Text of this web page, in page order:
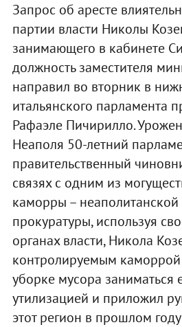
Запрос об аресте
партии власти Николы
занимающего в кабинете
должность заместителя
направил во вторник в
итальянского парламента
Рафаэле Пичирилло.
Неаполя 50-летний
правительственный
связях с одним из
каморры –
прокуратуры, используя
органах власти, Никола
контролируемым
уборке мусора заниматься
утилизацией и приложил
этот регион в прошлом